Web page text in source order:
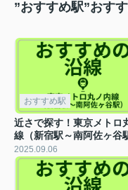
”おすすめ駅”おす
おすすめ駅
近さで探す！東京メトロ
線（新宿駅～南阿佐ヶ谷
2025.09.06